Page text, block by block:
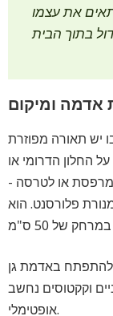
את עצמו
אדמה ומיקום
יש תאורה מפוזרת
החלון הדרומי או
או לטרסה -
פלורסנט. הוא
להתפתח באדמת גן
וקקטוסים נחשב
אופטימלי.